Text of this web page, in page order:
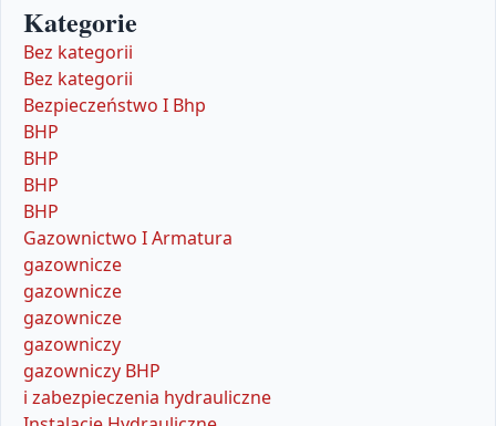
Kategorie
Bez kategorii
Bez kategorii
Bezpieczeństwo I Bhp
BHP
BHP
BHP
BHP
Gazownictwo I Armatura
gazownicze
gazownicze
gazownicze
gazowniczy
gazowniczy BHP
i zabezpieczenia hydrauliczne